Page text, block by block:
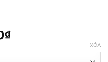
₫Khoảng
XÓA